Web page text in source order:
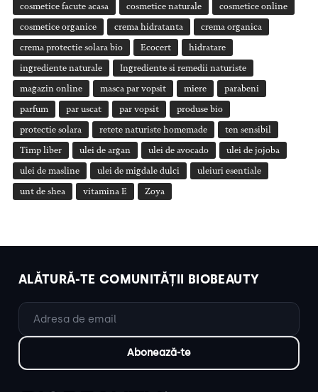
cosmetice facute acasa cosmetice naturale cosmetice online
cosmetice organice crema hidratanta crema organica
crema protectie solara bio Ecocert hidratare
ingrediente naturale Ingrediente si remedii naturiste
magazin online masca par vopsit miere parabeni
parfum par uscat par vopsit produse bio
protectie solara retete naturiste homemade ten sensibil
Timp liber ulei de argan ulei de avocado ulei de jojoba
ulei de masline ulei de migdale dulci uleiuri esentiale
unt de shea vitamina E Zoya
ALĂTURĂ-TE COMUNITĂȚII BIOBEAUTY